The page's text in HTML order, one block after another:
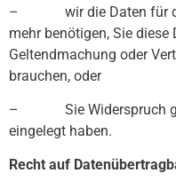
– wir die Daten für
mehr benötigen, Sie diese
Geltendmachung oder
brauchen, oder
– Sie Widerspruch
eingelegt haben.
Recht auf